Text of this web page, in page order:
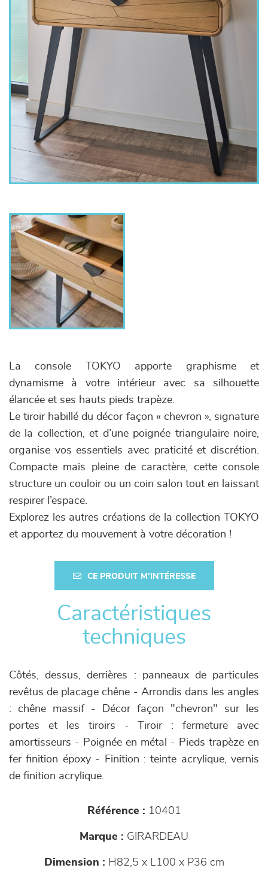
La console TOKYO apporte graphisme et
dynamisme à votre intérieur avec sa silhouette
élancée et ses hauts pieds trapèze.
Le tiroir habillé du décor façon « chevron », signature
de la collection, et d’une poignée triangulaire noire,
organise vos essentiels avec praticité et discrétion.
Compacte mais pleine de caractère, cette console
structure un couloir ou un coin salon tout en laissant
respirer l’espace.
Explorez les autres créations de la collection TOKYO
et apportez du mouvement à votre décoration !
CE PRODUIT M'INTÉRESSE
Caractéristiques
techniques
Côtés, dessus, derrières : panneaux de particules
revêtus de placage chêne - Arrondis dans les angles
: chêne massif - Décor façon "chevron" sur les
portes et les tiroirs - Tiroir : fermeture avec
amortisseurs - Poignée en métal - Pieds trapèze en
fer finition époxy - Finition : teinte acrylique, vernis
de finition acrylique.
Référence : 10401
Marque : GIRARDEAU
Dimension : H82,5 x L100 x P36 cm